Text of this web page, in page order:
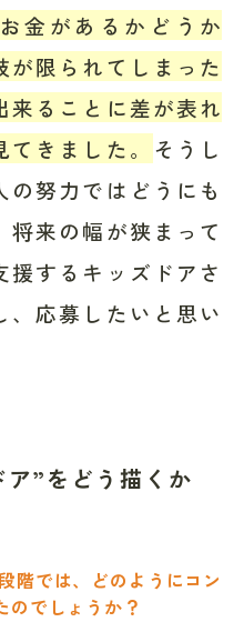
金があるかどうか
が限られてしまった
来ることに差が表れ
きました。 そうし
の努力ではどうにも
将来の幅が狭まって
援するキッズドアさ
、応募したいと思い
”をどう描くか
階では、どのようにコン
のでしょうか？